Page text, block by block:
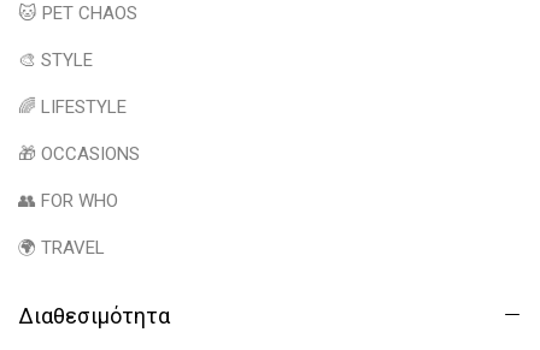
🐱 PET CHAOS
🎨 STYLE
🌈 LIFESTYLE
🎁 OCCASIONS
👥 FOR WHO
🌍 TRAVEL
Διαθεσιμότητα